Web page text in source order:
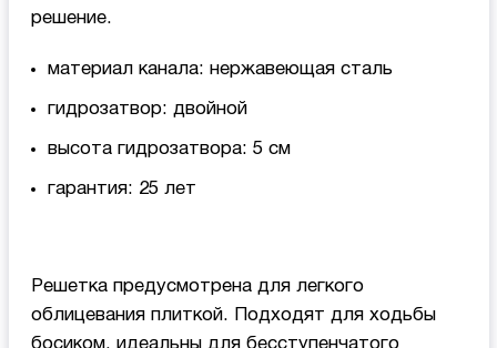
решение.
материал канала: нержавеющая сталь
гидрозатвор: двойной
высота гидрозатвора: 5 см
гарантия: 25 лет
Решетка предусмотрена для легкого
облицевания плиткой. Подходят для ходьбы
босиком, идеальны для бесступенчатого